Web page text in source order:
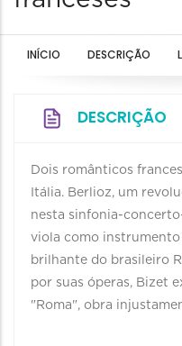
INÍCIO DESCRIÇÃO
DESCRIÇÃO
Dois românticos
Itália. Berlioz, um
nesta sinfonia-
viola como
brilhante do brasileiro
por suas óperas, Bizet
"Roma", obra